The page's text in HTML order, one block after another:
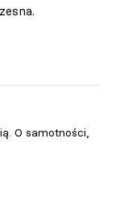
O samotności,